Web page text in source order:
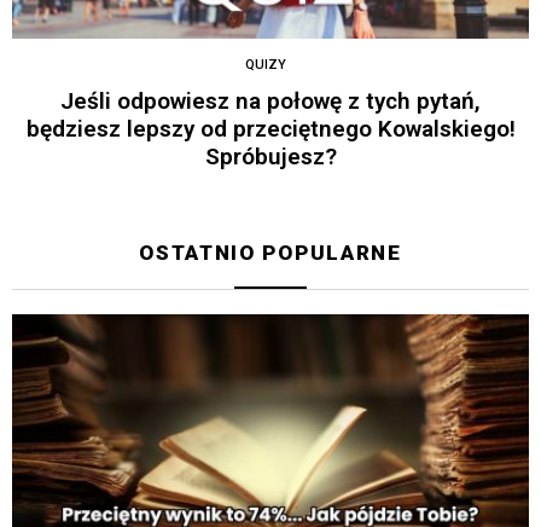
QUIZY
Jeśli odpowiesz na połowę z tych pytań,
będziesz lepszy od przeciętnego Kowalskiego!
Spróbujesz?
OSTATNIO POPULARNE